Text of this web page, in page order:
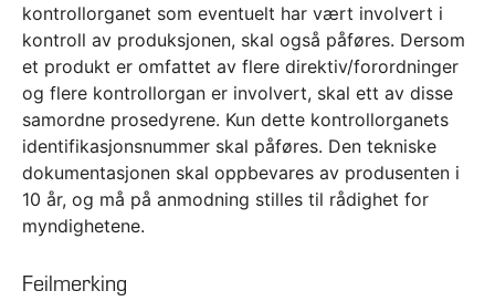
kontrollorganet som eventuelt har vært involvert i
kontroll av produksjonen, skal også påføres. Dersom
et produkt er omfattet av flere direktiv/forordninger
og flere kontrollorgan er involvert, skal ett av disse
samordne prosedyrene. Kun dette kontrollorganets
identifikasjonsnummer skal påføres. Den tekniske
dokumentasjonen skal oppbevares av produsenten i
10 år, og må på anmodning stilles til rådighet for
myndighetene.
Feilmerking